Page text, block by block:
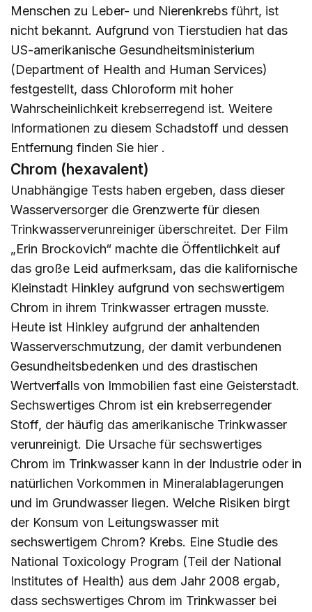
Menschen zu Leber- und Nierenkrebs führt, ist
nicht bekannt. Aufgrund von Tierstudien hat das
US-amerikanische Gesundheitsministerium
(Department of Health and Human Services)
festgestellt, dass Chloroform mit hoher
Wahrscheinlichkeit krebserregend ist. Weitere
Informationen zu diesem Schadstoff und dessen
Entfernung finden Sie hier .
Chrom (hexavalent)
Unabhängige Tests haben ergeben, dass dieser
Wasserversorger die Grenzwerte für diesen
Trinkwasserverunreiniger überschreitet. Der Film
„Erin Brockovich“ machte die Öffentlichkeit auf
das große Leid aufmerksam, das die kalifornische
Kleinstadt Hinkley aufgrund von sechswertigem
Chrom in ihrem Trinkwasser ertragen musste.
Heute ist Hinkley aufgrund der anhaltenden
Wasserverschmutzung, der damit verbundenen
Gesundheitsbedenken und des drastischen
Wertverfalls von Immobilien fast eine Geisterstadt.
Sechswertiges Chrom ist ein krebserregender
Stoff, der häufig das amerikanische Trinkwasser
verunreinigt. Die Ursache für sechswertiges
Chrom im Trinkwasser kann in der Industrie oder in
natürlichen Vorkommen in Mineralablagerungen
und im Grundwasser liegen. Welche Risiken birgt
der Konsum von Leitungswasser mit
sechswertigem Chrom? Krebs. Eine Studie des
National Toxicology Program (Teil der National
Institutes of Health) aus dem Jahr 2008 ergab,
dass sechswertiges Chrom im Trinkwasser bei